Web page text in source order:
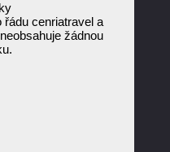
řádu cenriatravel a
žádnou